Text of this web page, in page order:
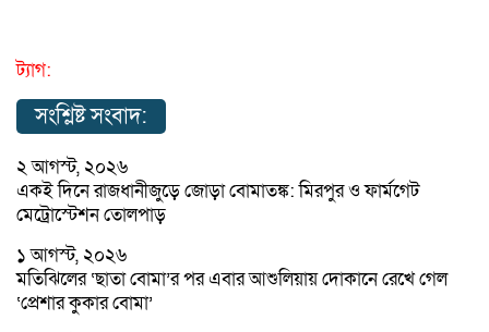
ট্যাগ:
সংশ্লিষ্ট সংবাদ:
২ আগস্ট, ২০২৬
একই দিনে রাজধানীজুড়ে জোড়া বোমাতঙ্ক: মিরপুর ও ফার্মগেট
মেট্রোস্টেশন তোলপাড়
১ আগস্ট, ২০২৬
মতিঝিলের ‘ছাতা বোমা’র পর এবার আশুলিয়ায় দোকানে রেখে গেল
‘প্রেশার কুকার বোমা’